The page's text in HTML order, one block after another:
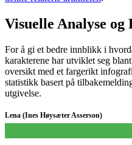
Visuelle Analyse og
For å gi et bedre innblikk i
karakterene har utviklet seg
oversikt med et fargerikt
statistikk basert på
utgivelse.
Lena (Ines Høysæter Asserson)